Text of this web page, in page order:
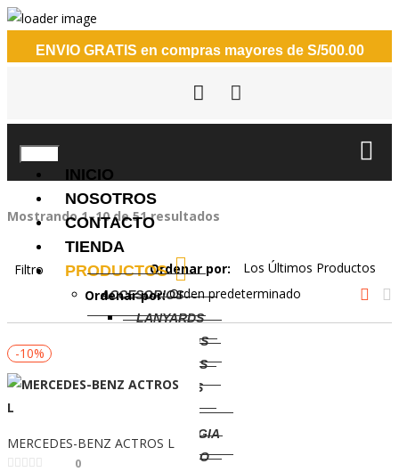
ENVIO GRATIS en compras mayores de S/500.00
INICIO
NOSOTROS
CONTACTO
TIENDA
PRODUCTOS
ACCESORIOS
LANYARDS
LAPICEROS
LINTERNAS
MOCHILAS
TECNOLOGIA
TOMATODO
Mostrando 1–10 de 51 resultados
Filtro
Ordenar por:
Ordenar por:
-10%
MERCEDES-BENZ ACTROS L
0